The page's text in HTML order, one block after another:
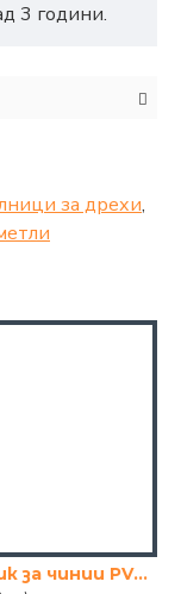
3 години.
за дрехи,
Сушилник за чинии PVC – Кафяв